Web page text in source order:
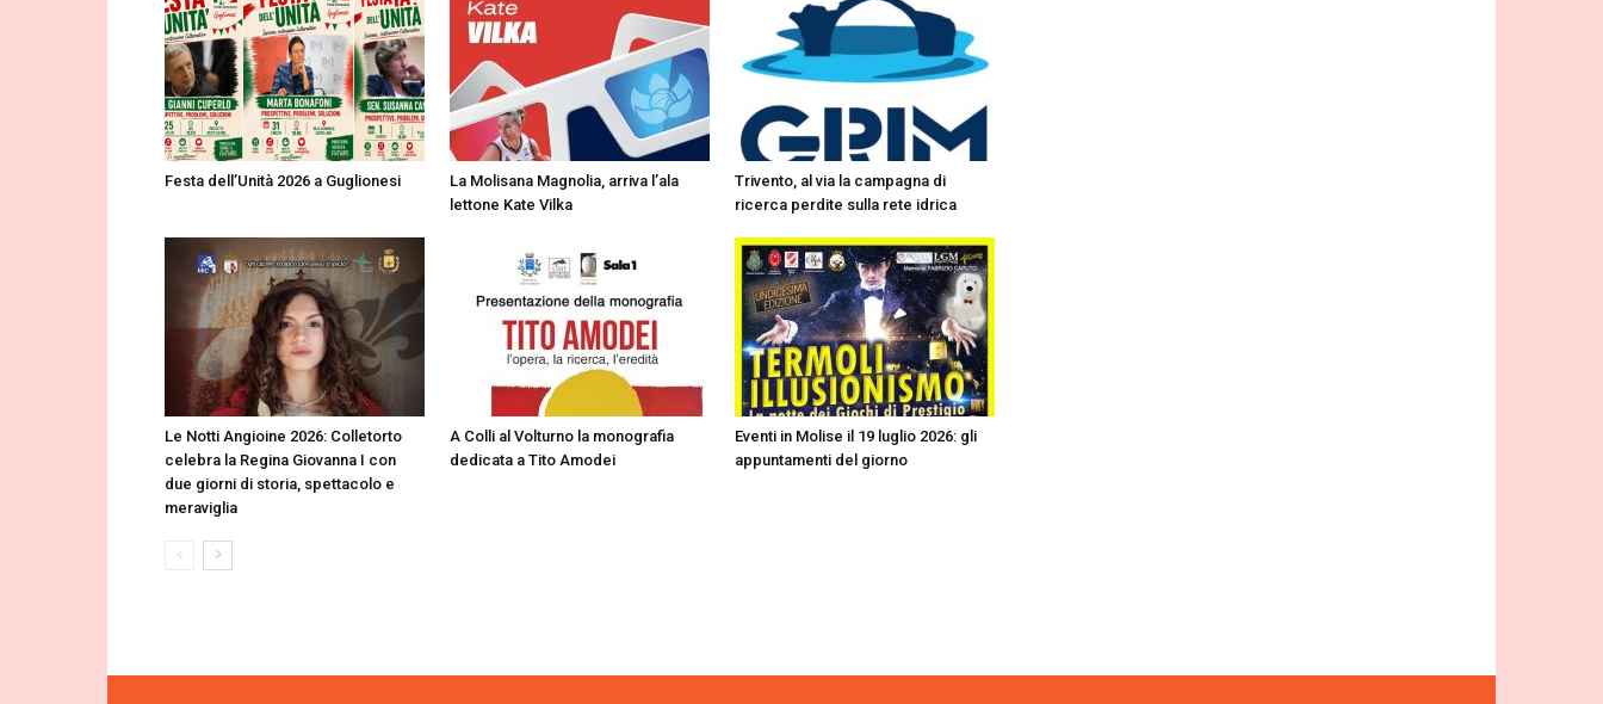
Festa dell’Unità 2026 a Guglionesi
La Molisana Magnolia, arriva l’ala
lettone Kate Vilka
Trivento, al via la campagna di
ricerca perdite sulla rete idrica
Le Notti Angioine 2026: Colletorto
celebra la Regina Giovanna I con
due giorni di storia, spettacolo e
meraviglia
A Colli al Volturno la monografia
dedicata a Tito Amodei
Eventi in Molise il 19 luglio 2026: gli
appuntamenti del giorno